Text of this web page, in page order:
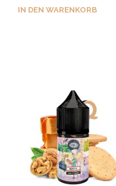
von 5
IN DEN WARENKORB